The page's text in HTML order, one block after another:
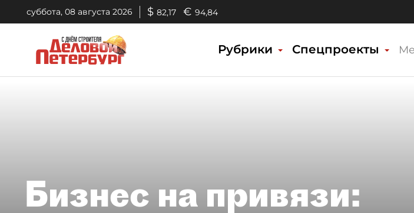
суббота, 08 августа 2026 $ 82,17 € 94,84
Рубрики Спецпроекты
Бизнес на привязи: